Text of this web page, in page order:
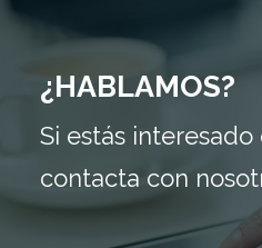
¿HABLAMOS?
Si estás
contacta con